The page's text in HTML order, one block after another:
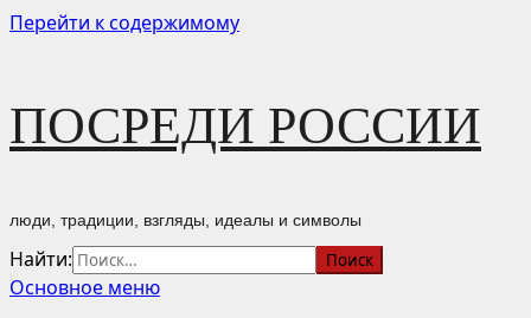
Перейти к содержимому
ПОСРЕДИ РОССИИ
люди, традиции, взгляды, идеалы и символы
Найти:
Основное меню